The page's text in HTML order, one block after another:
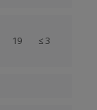
19 ≤ 3